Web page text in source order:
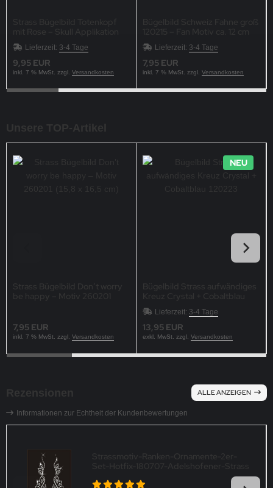
mit Rose – Skull Applikation
21,5 x 17,5 cm
Lieferzeit: 3-4 Tage
9,95 EUR
inkl. 7 % MwSt. zzgl. Versandkosten
120215 – Fan Motiv ca. 12 cm
Lieferzeit: 3-4 Tage
7,95 EUR
inkl. 7 % MwSt. zzgl. Versandkosten
Unsere TOP-Artikel
Strass Bügelbild Don’t worry
be happy – Motiv 260201
7,95 EUR
inkl. 7 % MwSt. zzgl. Versandkosten
NEU
Bügelbild Strass aufwändiges
Kreuz Crystal + Cobaltblau
120223
Lieferzeit: 3-4 Tage
13,95 EUR
exkl. MwSt. zzgl. Versandkosten
Rezensionen ALLE ANZEIGEN
Informationen zur Echtheit der Kundenbewertungen
Strassmotiv-Ranken-Ornamente-2er-
Set-Hotfix-180707-Adelshofener-Strass